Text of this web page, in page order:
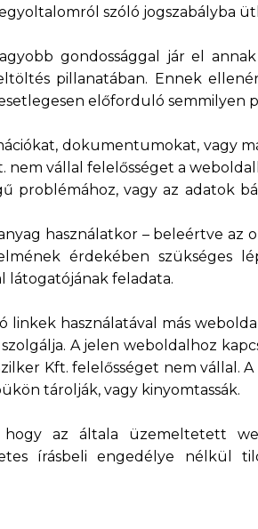
szóló jogszabályba
gondossággal jár el
pillanatában. Ennek
előforduló semmilyen
dokumentumokat, vagy
nem vállal felelősséget a
problémához, vagy az adatok
használatkor – beleértve
érdekében szükséges
látogatójának feladata.
használatával más
A jelen weboldalhoz
Kft. felelősséget nem vállal.
tárolják, vagy kinyomtassák.
az általa üzemeltetett
írásbeli engedélye nélkül